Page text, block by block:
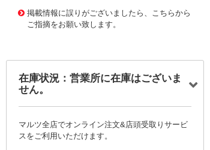
掲載情報に誤りがございましたら、こちらから
ご指摘をお願い致します。
在庫状況：営業所に在庫はございま
せん。
マルツ全店でオンライン注文&店頭受取りサービ
スをご利用いただけます。